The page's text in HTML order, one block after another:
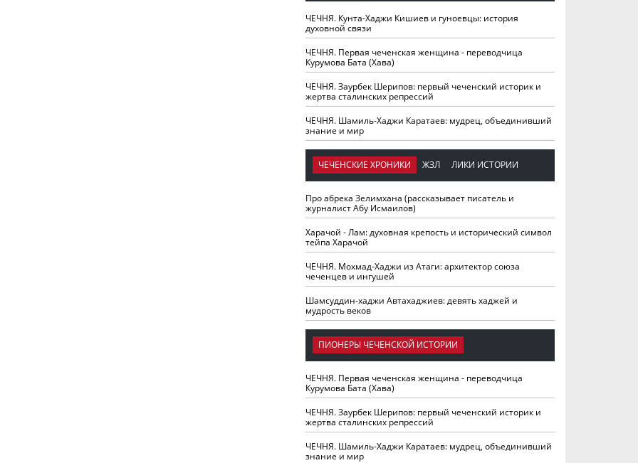
ЧЕЧНЯ. Кунта-Хаджи Кишиев и гуноевцы: история
духовной связи
ЧЕЧНЯ. Первая чеченская женщина - переводчица
Курумова Бата (Хава)
ЧЕЧНЯ. Заурбек Шерипов: первый чеченский историк и
жертва сталинских репрессий
ЧЕЧНЯ. Шамиль-Хаджи Каратаев: мудрец, объединивший
знание и мир
ЧЕЧЕНСКИЕ ХРОНИКИ ЖЗЛ ЛИКИ ИСТОРИИ
Про абрека Зелимхана (рассказывает писатель и
журналист Абу Исмаилов)
Харачой - Лам: духовная крепость и исторический символ
тейпа Харачой
ЧЕЧНЯ. Мохмад-Хаджи из Атаги: архитектор союза
чеченцев и ингушей
Шамсуддин-хаджи Автахаджиев: девять хаджей и
мудрость веков
ПИОНЕРЫ ЧЕЧЕНСКОЙ ИСТОРИИ
ЧЕЧНЯ. Первая чеченская женщина - переводчица
Курумова Бата (Хава)
ЧЕЧНЯ. Заурбек Шерипов: первый чеченский историк и
жертва сталинских репрессий
ЧЕЧНЯ. Шамиль-Хаджи Каратаев: мудрец, объединивший
знание и мир